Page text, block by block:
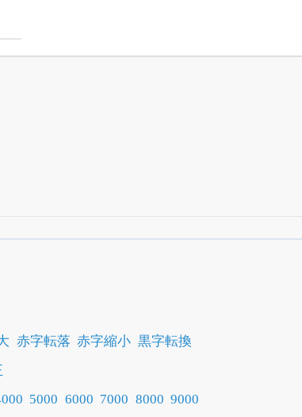
と米株版の先行利用も付きます
赤字転落 赤字縮小 黒字転換
5000 6000 7000 8000 9000